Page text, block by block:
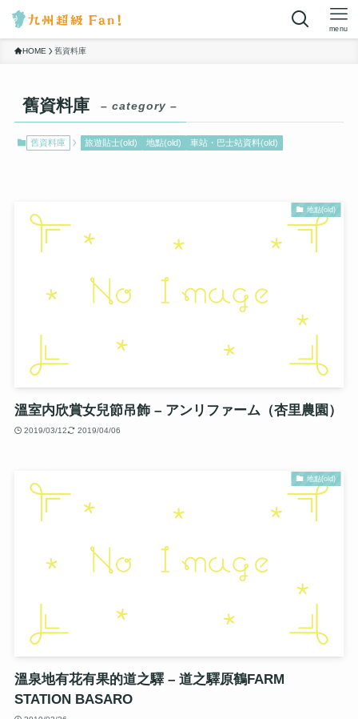
menu
HOME 舊資料庫
舊資料庫 – category –
舊資料庫 旅遊貼士(old) 地點(old) 車站・巴士站資料(old)
地點(old)
溫室内欣賞女兒節吊飾 – アンリファーム（杏里農園）
2019/03/12 2019/04/06
地點(old)
溫泉地有花有果的道之驛 – 道之驛原鶴FARM
STATION BASARO